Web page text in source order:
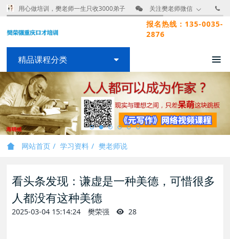
用心做培训，樊老师一生只收3000弟子 关注樊老师微信
报名热线：135-0035-
2876
精品课程分类
网站首页 学习资料 樊老师说
看头条发现：谦虚是一种美德，可惜很多
人都没有这种美德
2025-03-04 15:14:24 樊荣强 28